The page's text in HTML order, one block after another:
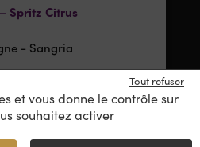
Spritz Citrus
- Sangria
€ /75 cl
et vous donne le contrôle sur
souhaitez activer
Tout refuser